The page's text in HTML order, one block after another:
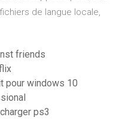
de langue locale,
friends
pour windows 10
ps3